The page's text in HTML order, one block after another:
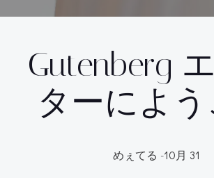
Gutenberg
ターによ
めぇてる -10月 31